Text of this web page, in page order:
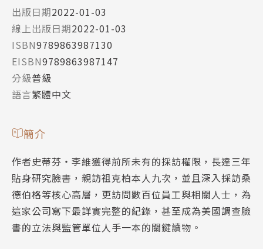
出版日期2022-01-03
線上出版日期2022-01-03
ISBN9789863987130
EISBN9789863987147
分級普級
語言繁體中文
簡介
作者史蒂芬‧李維獲得前所未有的採訪權限，長達三年
貼身研究臉書，親訪祖克柏本人九次，並且深入採訪桑
德伯格等核心高層，更訪問數百位員工與相關人士，為
這家公司寫下最詳實完整的紀錄，甚至成為美國調查臉
書的立法與監管單位人手一本的關鍵讀物。